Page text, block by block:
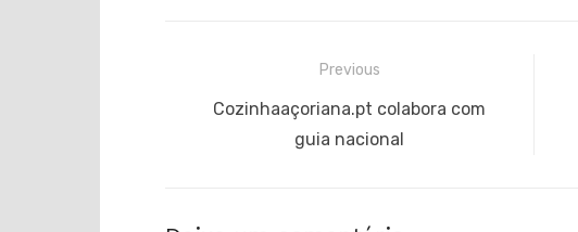
NavegaçãoPrevious
Previous
Cozinhaaçoriana.pt colabora com
guia nacional